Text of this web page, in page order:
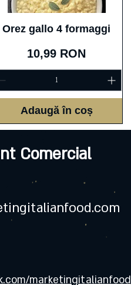
Afișare rapidă
Orez gallo 4 formaggi
Preț
10,99 RON
Adaugă în coș
Comercial
marketingitalianfood